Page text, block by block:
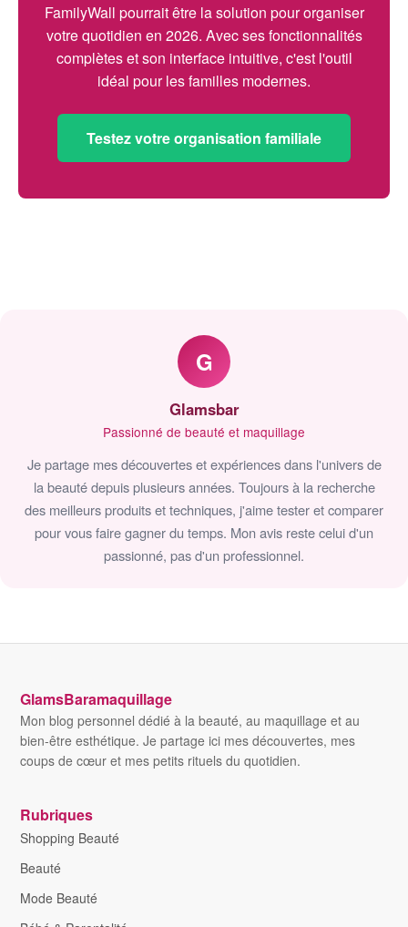
FamilyWall pourrait être la solution pour organiser
votre quotidien en 2026. Avec ses fonctionnalités
complètes et son interface intuitive, c'est l'outil
idéal pour les familles modernes.
Testez votre organisation familiale
G
Glamsbar
Passionné de beauté et maquillage
Je partage mes découvertes et expériences dans l'univers de
la beauté depuis plusieurs années. Toujours à la recherche
des meilleurs produits et techniques, j'aime tester et comparer
pour vous faire gagner du temps. Mon avis reste celui d'un
passionné, pas d'un professionnel.
GlamsBaramaquillage
Mon blog personnel dédié à la beauté, au maquillage et au
bien-être esthétique. Je partage ici mes découvertes, mes
coups de cœur et mes petits rituels du quotidien.
Rubriques
Shopping Beauté
Beauté
Mode Beauté